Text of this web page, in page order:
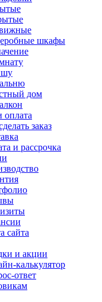
шкафы
дом
оплата
заказ
и рассрочка
сайта
и акции
калькулятор
ответ